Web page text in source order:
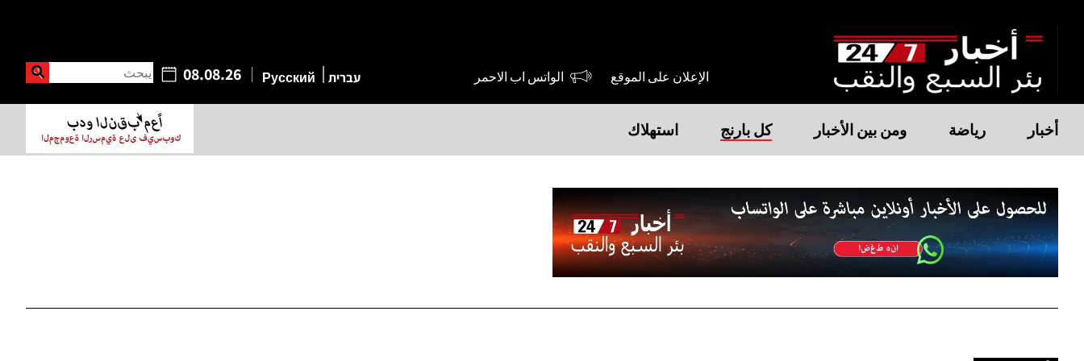
الإعلان على الموقع الواتس اب الاحمر 08.08.26 يبحث עברית Русский
أخبار رياضة ومن بين الأخبار كل بارنج استهلاك